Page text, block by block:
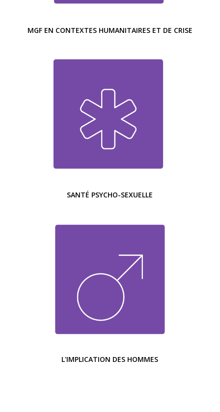
MGF EN CONTEXTES HUMANITAIRES ET DE CRISE
SANTÉ PSYCHO-SEXUELLE
L'IMPLICATION DES HOMMES